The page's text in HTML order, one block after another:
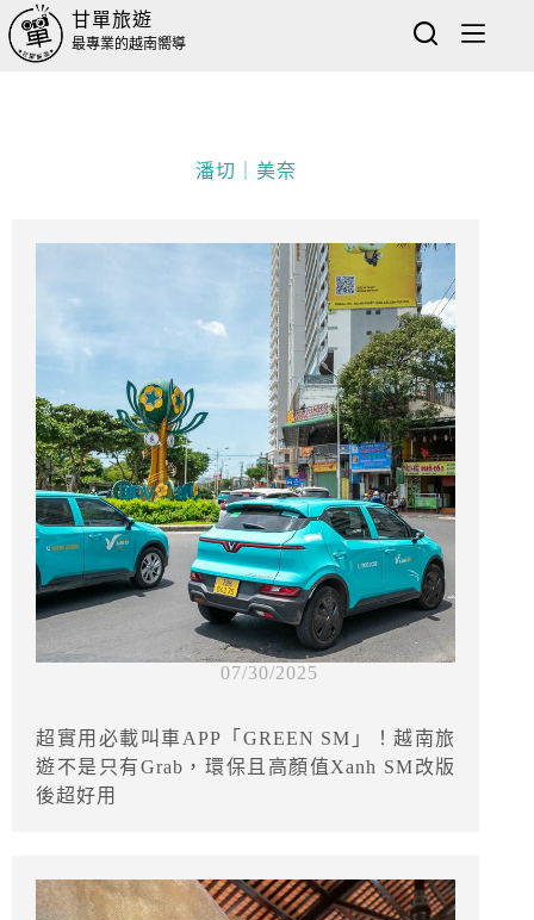
甘單旅遊
最專業的越南嚮導
潘切｜美奈
07/30/2025
超實用必載叫車APP「GREEN SM」！越南旅
遊不是只有Grab，環保且高顏值Xanh SM改版
後超好用